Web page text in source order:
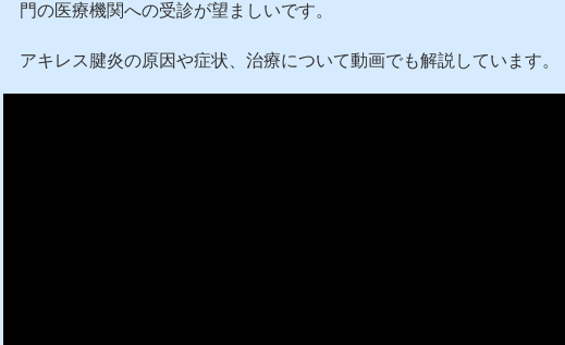
門の医療機関への受診が望ましいです。
アキレス腱炎の原因や症状、治療について動画でも解説しています。